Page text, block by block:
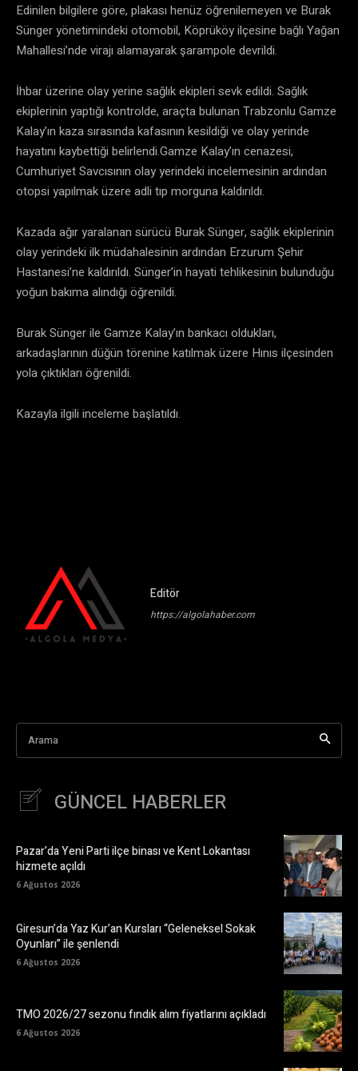
Edinilen bilgilere göre, plakası henüz öğrenilemeyen ve Burak
Sünger yönetimindeki otomobil, Köprüköy ilçesine bağlı Yağan
Mahallesi’nde virajı alamayarak şarampole devrildi.
İhbar üzerine olay yerine sağlık ekipleri sevk edildi. Sağlık
ekiplerinin yaptığı kontrolde, araçta bulunan Trabzonlu Gamze
Kalay’ın kaza sırasında kafasının kesildiği ve olay yerinde
hayatını kaybettiği belirlendi.Gamze Kalay’ın cenazesi,
Cumhuriyet Savcısının olay yerindeki incelemesinin ardından
otopsi yapılmak üzere adli tıp morguna kaldırıldı.
Kazada ağır yaralanan sürücü Burak Sünger, sağlık ekiplerinin
olay yerindeki ilk müdahalesinin ardından Erzurum Şehir
Hastanesi’ne kaldırıldı. Sünger’in hayati tehlikesinin bulunduğu
yoğun bakıma alındığı öğrenildi.
Burak Sünger ile Gamze Kalay’ın bankacı oldukları,
arkadaşlarının düğün törenine katılmak üzere Hınıs ilçesinden
yola çıktıkları öğrenildi.
Kazayla ilgili inceleme başlatıldı.
Editör
https://algolahaber.com
Arama
GÜNCEL HABERLER
Pazar’da Yeni Parti ilçe binası ve Kent Lokantası
hizmete açıldı
6 Ağustos 2026
Giresun’da Yaz Kur’an Kursları “Geleneksel Sokak
Oyunları” ile şenlendi
6 Ağustos 2026
TMO 2026/27 sezonu fındık alım fiyatlarını açıkladı
6 Ağustos 2026